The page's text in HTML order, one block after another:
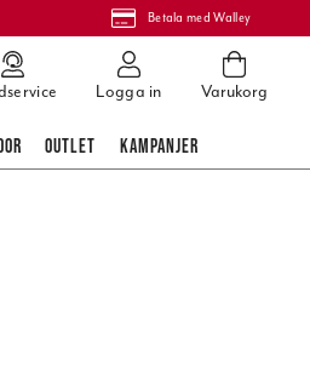
Betala med Walley
Logga in Varukorg
OUTLET KAMPANJER